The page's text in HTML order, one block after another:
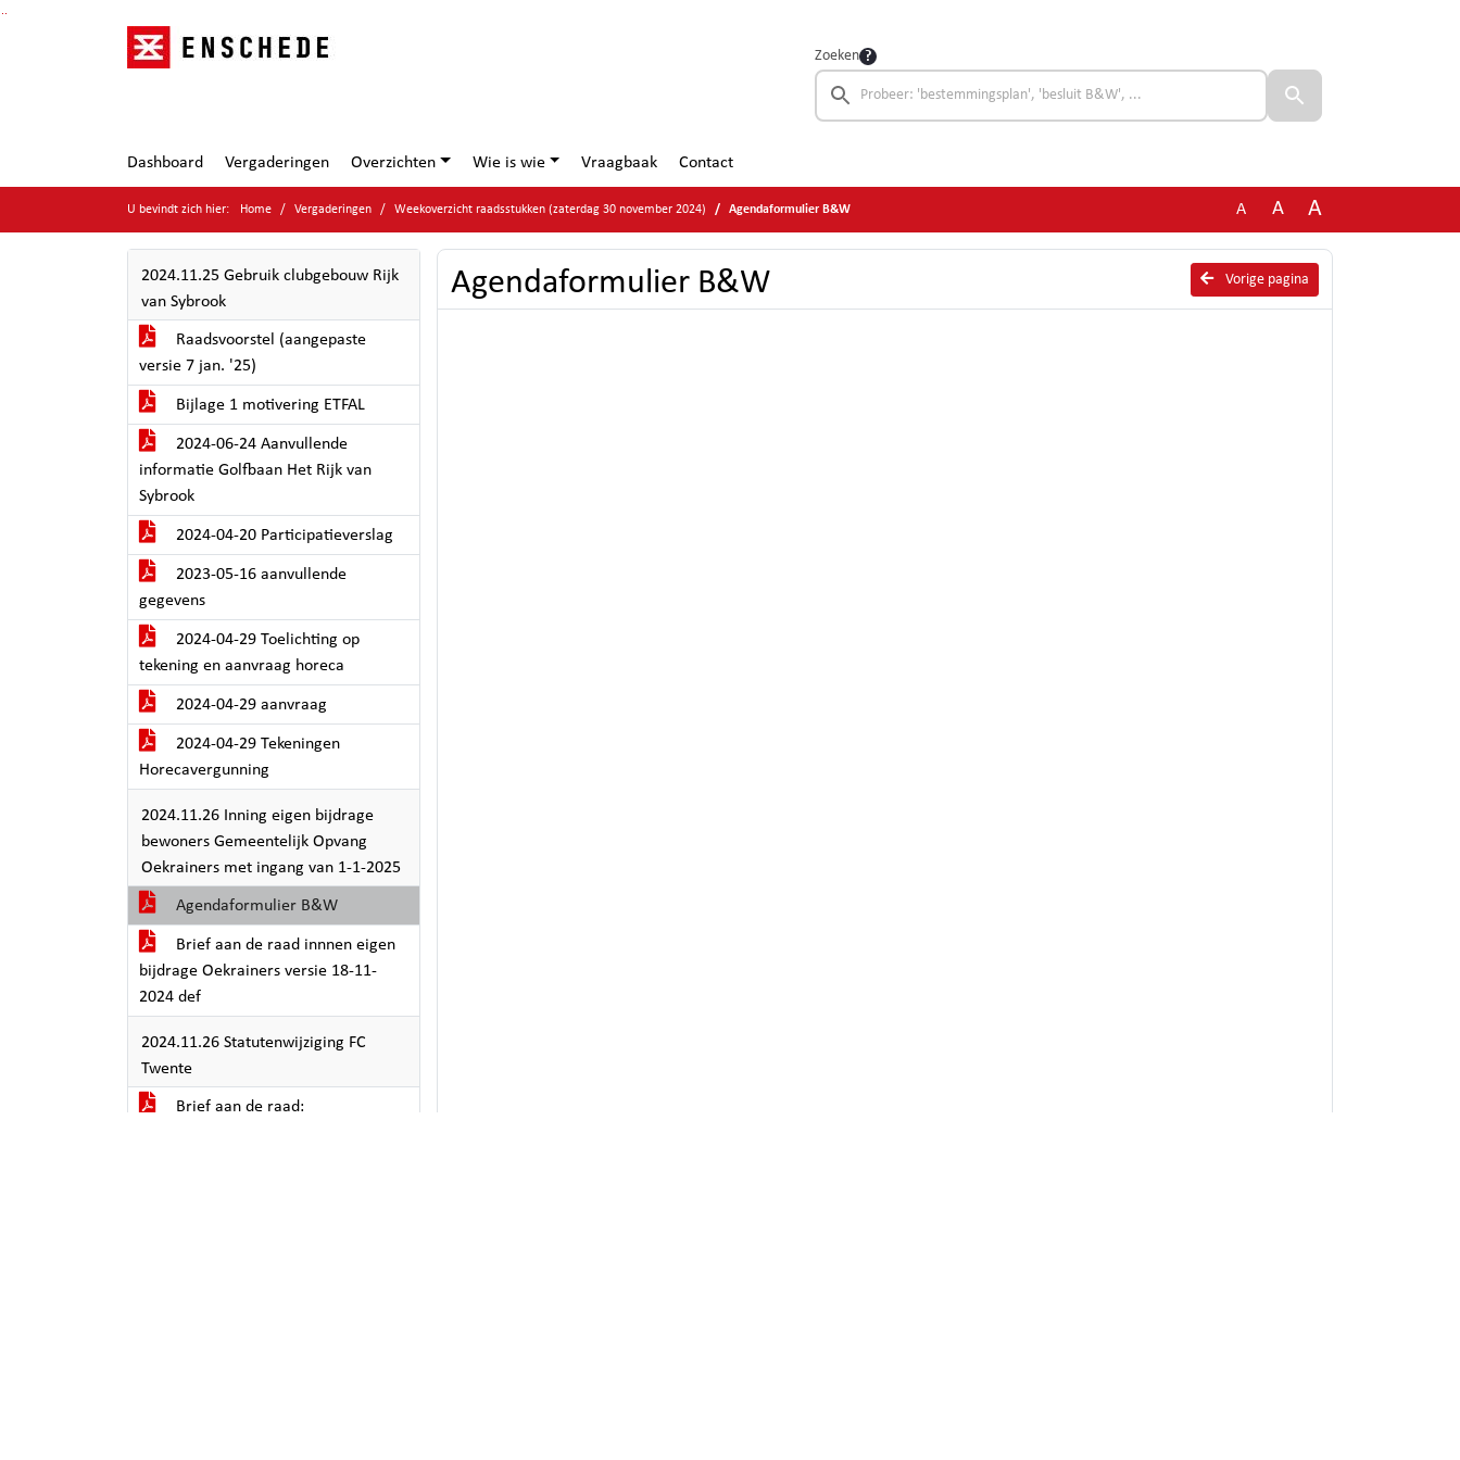
Ga naar de inhoud van deze pagina
Ga naar het zoeken
Ga naar het menu
Zoeken
Dashboard Vergaderingen Overzichten Wie is wie Vraagbaak Contact
U bevindt zich hier: Home Vergaderingen Weekoverzicht raadsstukken (zaterdag 30 november 2024) Agendaformulier B&W A A A
2024.11.25 Gebruik clubgebouw Rijk
van Sybrook
Raadsvoorstel (aangepaste
versie 7 jan. '25)
Bijlage 1 motivering ETFAL
2024-06-24 Aanvullende
informatie Golfbaan Het Rijk van
Sybrook
2024-04-20 Participatieverslag
2023-05-16 aanvullende
gegevens
2024-04-29 Toelichting op
tekening en aanvraag horeca
2024-04-29 aanvraag
2024-04-29 Tekeningen
Horecavergunning
2024.11.26 Inning eigen bijdrage
bewoners Gemeentelijk Opvang
Oekrainers met ingang van 1-1-2025
Agendaformulier B&W
Brief aan de raad innnen eigen
bijdrage Oekrainers versie 18-11-
2024 def
2024.11.26 Statutenwijziging FC
Twente
Brief aan de raad:
Vorige pagina
Agendaformulier B&W